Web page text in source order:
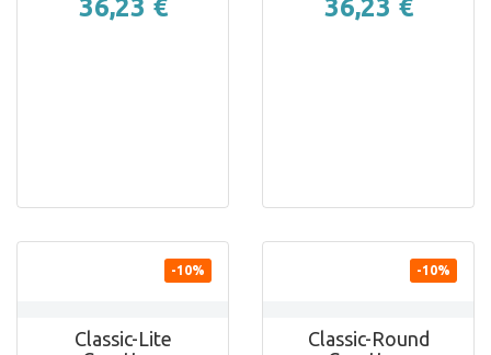
36,23 € 36,23 €
-10%

Classic-Lite
-10%

Classic-Round